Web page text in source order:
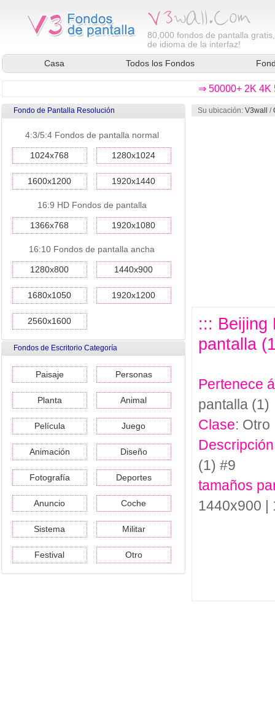
80,000 fondos de pantalla
de idioma de la interfaz!
Casa
Todos los Fondos
⇒ 50000+ 2K 4K
Fondo de Pantalla Resolución
4:3/5:4 Fondos de pantalla normal
1024x768 1280x1024
1600x1200 1920x1440
16:9 HD Fondos de pantalla
1366x768 1920x1080
16:10 Fondos de pantalla ancha
1280x800 1440x900
1680x1050 1920x1200
2560x1600
Fondos de Escritorio Categoría
Paisaje Personas
Planta Animal
Película Juego
Animación Diseño
Fotografía Deportes
Anuncio Coche
Sistema Militar
Festival Otro
Su ubicación: V3wall /
::: Beijing
pantalla
Pertenece
pantalla (1)
Clase: Otro
Descripción
(1) #9
tamaños
1440x900 |